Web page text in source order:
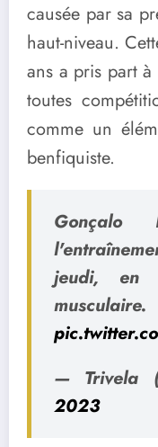
causée par sa
haut-niveau.
ans a pris part
toutes
comme un
benfiquiste.
Gonçalo
jeudi, en
— Trivela
2023